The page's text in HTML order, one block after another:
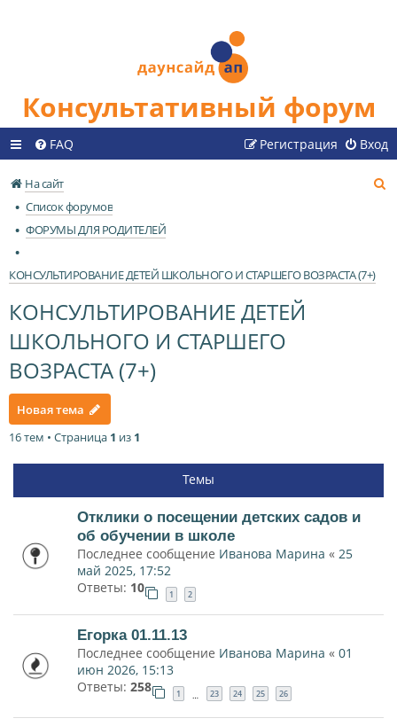
Консультативный форум
FAQ Вход
Регистрация
На сайт
Список форумов
ФОРУМЫ ДЛЯ РОДИТЕЛЕЙ
КОНСУЛЬТИРОВАНИЕ ДЕТЕЙ ШКОЛЬНОГО И СТАРШЕГО ВОЗРАСТА (7+)
КОНСУЛЬТИРОВАНИЕ ДЕТЕЙ
ШКОЛЬНОГО И СТАРШЕГО
ВОЗРАСТА (7+)
Новая тема
16 тем • Страница 1 из 1
Темы
Отклики о посещении детских садов и
об обучении в школе
Последнее сообщение Иванова Марина « 25
май 2025, 17:52
Ответы: 10 1 2
Егорка 01.11.13
Последнее сообщение Иванова Марина « 01
июн 2026, 15:13
Ответы: 258 1 … 23 24 25 26